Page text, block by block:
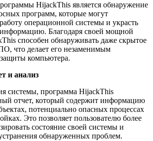
HijackThis является обнаружение
программ, которые могут
операционной системы и украсть
Благодаря своей мощной
способен обнаруживать даже скрытое
что делает его незаменимым
компьютера.
и анализ
системы, программа HijackThis
отчет, который содержит информацию
потенциально опасных процессах
Это позволяет пользователю более
состояние своей системы и
обнаруженных проблем.